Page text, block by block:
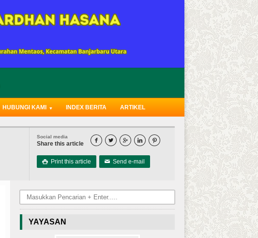
HUBUNGI KAMI INDEX BERITA ARTIKEL
Social media
Share this article     
 Print this article ✉ Send e-mail
YAYASAN